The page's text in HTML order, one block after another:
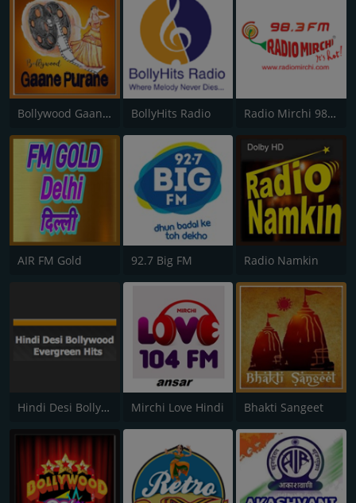
Bollywood Gaane Purane BollyHits Radio Radio Mirchi 98.3 FM
AIR FM Gold 92.7 Big FM Radio Namkin
Hindi Desi Bollywood Evergreen Hits Mirchi Love Hindi Bhakti Sangeet